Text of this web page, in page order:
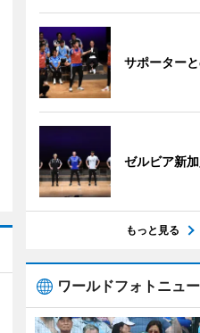
サポーター
ゼルビア新
もっと見る
ワールドフォトニュ